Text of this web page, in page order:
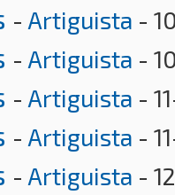
- Artiguista -
- Artiguista -
- Artiguista -
- Artiguista -
- Artiguista -